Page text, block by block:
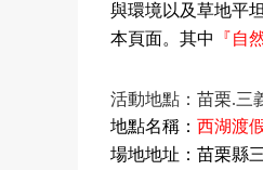
與環境以及草地平
本頁面。其中
『自
活動地點：苗栗.三
地點名稱： 西湖渡
場地地址： 苗栗縣